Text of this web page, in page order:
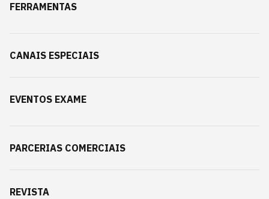
FERRAMENTAS
CANAIS ESPECIAIS
EVENTOS EXAME
PARCERIAS COMERCIAIS
REVISTA